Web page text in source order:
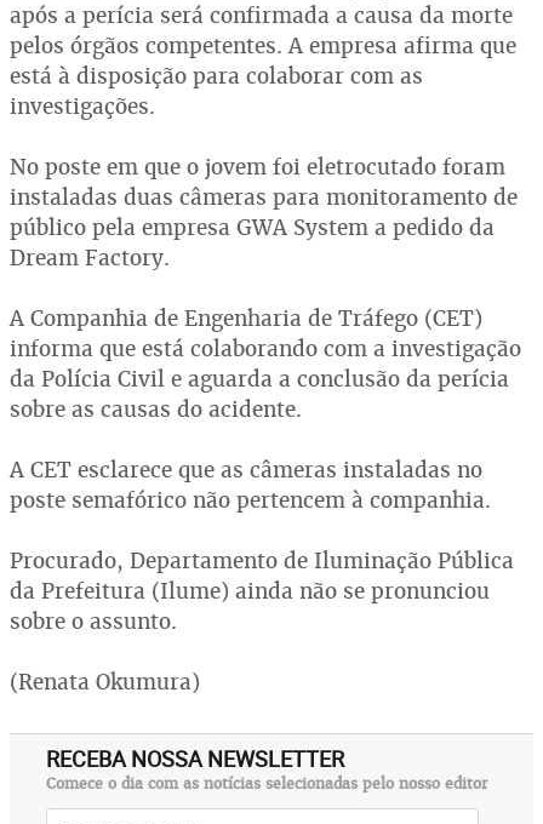
após a perícia será confirmada a causa da morte
pelos órgãos competentes. A empresa afirma que
está à disposição para colaborar com as
investigações.
No poste em que o jovem foi eletrocutado foram
instaladas duas câmeras para monitoramento de
público pela empresa GWA System a pedido da
Dream Factory.
A Companhia de Engenharia de Tráfego (CET)
informa que está colaborando com a investigação
da Polícia Civil e aguarda a conclusão da perícia
sobre as causas do acidente.
A CET esclarece que as câmeras instaladas no
poste semafórico não pertencem à companhia.
Procurado, Departamento de Iluminação Pública
da Prefeitura (Ilume) ainda não se pronunciou
sobre o assunto.
(Renata Okumura)
RECEBA NOSSA NEWSLETTER
Comece o dia com as notícias selecionadas pelo nosso editor